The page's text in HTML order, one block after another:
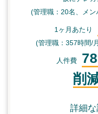
(管理職：20名、メン
1ヶ月あたり
(管理職：357時間/
人件費
削
詳細な